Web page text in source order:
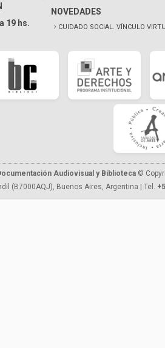
19 hs.
NOVEDADES
CUIDADO SOCIAL. VÍNCULO
Audiovisual y Biblioteca ©
(B7000AQJ), Buenos Aires, Argentina | Tel.